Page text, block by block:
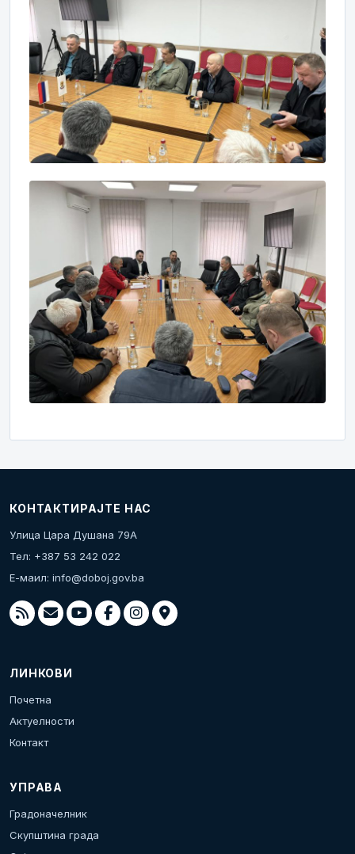
КОНТАКТИРАЈТЕ НАС
Улица Цара Душана 79А
Тел: +387 53 242 022
Е-маил: info@doboj.gov.ba
ЛИНКОВИ
Почетна
Актуелности
Контакт
УПРАВА
Градоначелник
Скупштина града